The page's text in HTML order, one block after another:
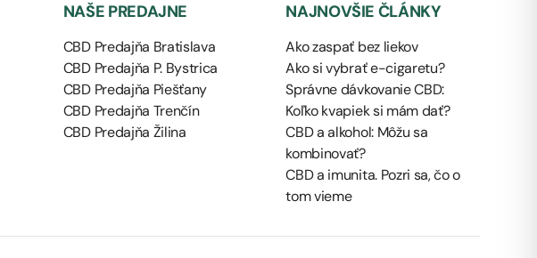
NAŠE PREDAJNE
CBD Predajňa Bratislava
CBD Predajňa P. Bystrica
CBD Predajňa Piešťany
CBD Predajňa Trenčín
CBD Predajňa Žilina
NAJNOVŠIE ČLÁNKY
Ako zaspať bez liekov
Ako si vybrať e-cigaretu?
Správne dávkovanie CBD:
Koľko kvapiek si mám dať?
CBD a alkohol: Môžu sa
kombinovať?
CBD a imunita. Pozri sa, čo o
tom vieme